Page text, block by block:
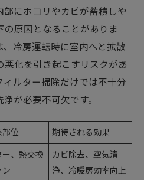
にホコリやカビが蓄積しや
の原因となることがありま
冷房運転時に室内へと拡散
悪化を引き起こすリスクがあ
ィルター掃除だけでは不十分
が必要不可欠です。
部位 期待される効果
ー、熱交換
ン
カビ除去、空気清
浄、冷暖房効率向上